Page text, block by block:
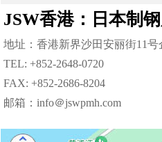
JSW香港：日本制
地址：香港新界沙田安丽街11号
TEL: +852-2648-0720
FAX: +852-2686-8204
邮箱：info＠jswpmh.com